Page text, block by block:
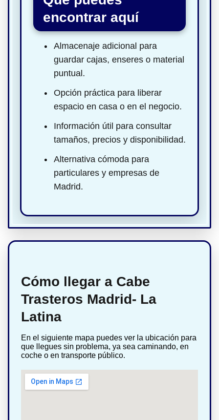
encontrar aquí
Almacenaje adicional para
guardar cajas, enseres o material
puntual.
Opción práctica para liberar
espacio en casa o en el negocio.
Información útil para consultar
tamaños, precios y disponibilidad.
Alternativa cómoda para
particulares y empresas de
Madrid.
Cómo llegar a Cabe
Trasteros Madrid- La
Latina
En el siguiente mapa puedes ver la ubicación para
que llegues sin problema, ya sea caminando, en
coche o en transporte público.